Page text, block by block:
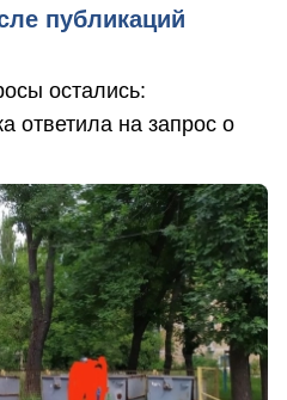
публикаций
остались:
ответила на запрос о